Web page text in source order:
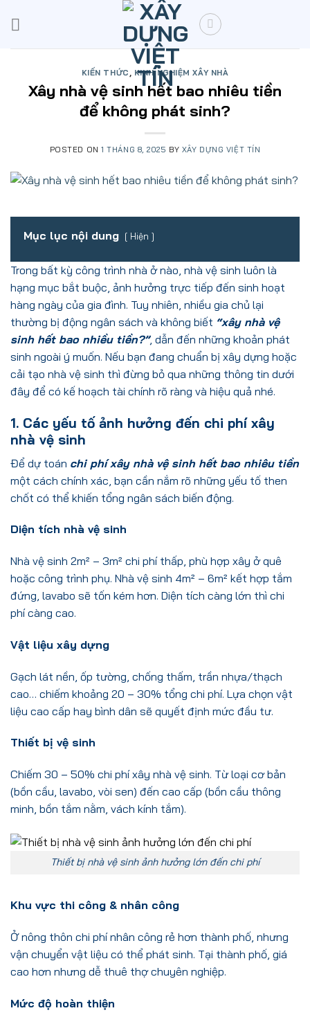
KIẾN THỨC , KINH NGHIỆM XÂY NHÀ
Xây nhà vệ sinh hết bao nhiêu tiền
để không phát sinh?
POSTED ON1 THÁNG 8, 2025 BY XÂY DỰNG VIỆT TÍN
Mục lục nội dung Hiện
Trong bất kỳ công trình nhà ở nào, nhà vệ sinh luôn là
hạng mục bắt buộc, ảnh hưởng trực tiếp đến sinh hoạt
hàng ngày của gia đình. Tuy nhiên, nhiều gia chủ lại
thường bị động ngân sách và không biết “xây nhà vệ
sinh hết bao nhiều tiền?”, dẫn đến những khoản phát
sinh ngoài ý muốn. Nếu bạn đang chuẩn bị xây dựng hoặc
cải tạo nhà vệ sinh thì đừng bỏ qua những thông tin dưới
đây để có kế hoạch tài chính rõ ràng và hiệu quả nhé.
1. Các yếu tố ảnh hưởng đến chi phí xây
nhà vệ sinh
Để dự toán chi phí xây nhà vệ sinh hết bao nhiêu tiền
một cách chính xác, bạn cần nắm rõ những yếu tố then
chốt có thể khiến tổng ngân sách biến động.
Diện tích nhà vệ sinh
Nhà vệ sinh 2m² – 3m² chi phí thấp, phù hợp xây ở quê
hoặc công trình phụ. Nhà vệ sinh 4m² – 6m² kết hợp tắm
đứng, lavabo sẽ tốn kém hơn. Diện tích càng lớn thì chi
phí càng cao.
Vật liệu xây dựng
Gạch lát nền, ốp tường, chống thấm, trần nhựa/thạch
cao… chiếm khoảng 20 – 30% tổng chi phí. Lựa chọn vật
liệu cao cấp hay bình dân sẽ quyết định mức đầu tư.
Thiết bị vệ sinh
Chiếm 30 – 50% chi phí xây nhà vệ sinh. Từ loại cơ bản
(bồn cầu, lavabo, vòi sen) đến cao cấp (bồn cầu thông
minh, bồn tắm nằm, vách kính tắm).
Thiết bị nhà vệ sinh ảnh hưởng lớn đến chi phí
Khu vực thi công & nhân công
Ở nông thôn chi phí nhân công rẻ hơn thành phố, nhưng
vận chuyển vật liệu có thể phát sinh. Tại thành phố, giá
cao hơn nhưng dễ thuê thợ chuyên nghiệp.
Mức độ hoàn thiện